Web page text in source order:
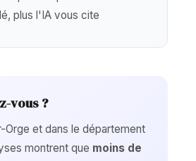
plus l'IA vous cite
vous ?
Orge et dans le département
montrent que moins de